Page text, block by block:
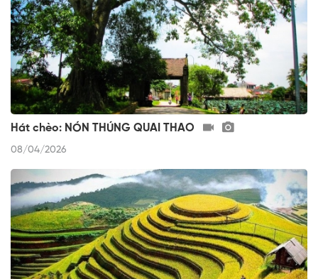
Hát chèo: NÓN THÚNG QUAI THAO
08/04/2026